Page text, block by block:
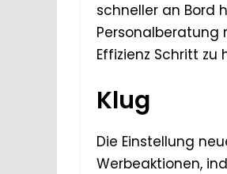
schneller an Bord
Personalberatung
Effizienz Schritt zu
Klug
Die Einstellung
Werbeaktionen,